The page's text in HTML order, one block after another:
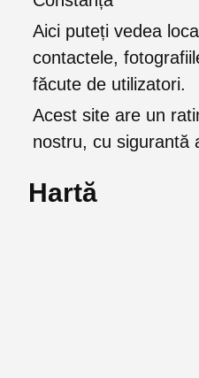
Aici puteți vedea
contactele,
făcute de utilizatori.
Acest site are un
nostru, cu sigurantă
Hartă